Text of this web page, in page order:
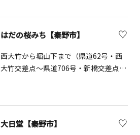
しの図が描かれていて、無料で拝観で
きます。2月初午の日には多くの参拝者
でにぎわいます。定期的に骨董市を開
催しています。
はだの桜みち【秦野市】
西大竹から堀山下まで（県道62号・西
大竹交差点～県道706号・新橋交差点）
川県で一番の長さを誇り、毎年春にな
ると、美しい桜のアーチが人々の目を
楽しませてくれます。
大日堂【秦野市】